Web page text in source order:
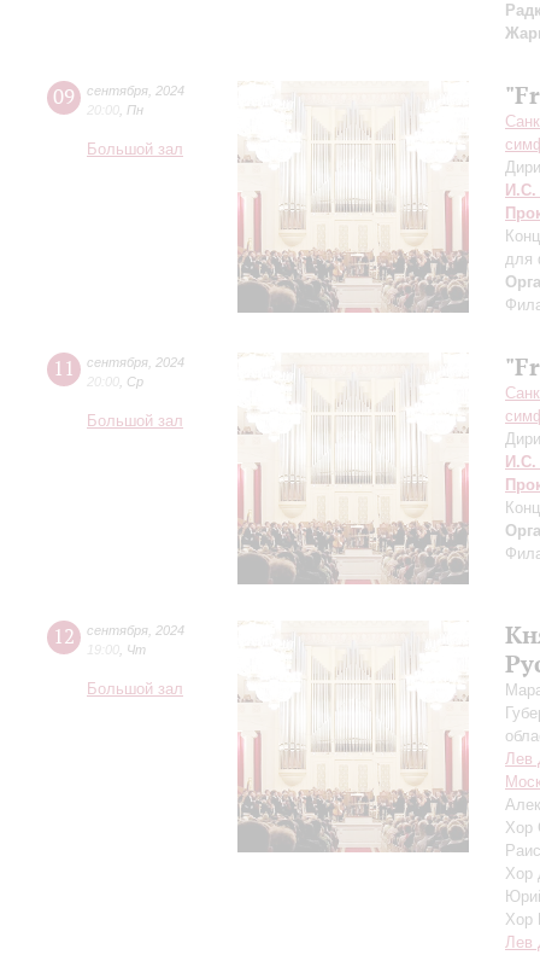
09 сентября 2024
20:00 Пн
Большой зал
И.С.
для
11 сентября 2024
20:00 Ср
Большой зал
И.С.
12 сентября 2024
19:00 Чт
Большой зал
Лев
Хор
Хор
Хор
Лев